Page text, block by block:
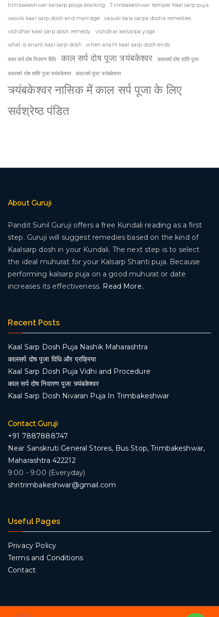
trimbakeshwar kalsarp pooja booking Trimbakeshwar temple Kaal sarp puja
vasuki kaal sarp dosh and marriage vasuki kala sarpa dosha remedies
vishdhar kaal sarp dosh remedy vishdhar kalsarpa yoga
what is anant kaal sarp dosh when anant kaal sarp dosh ends
काल सर्प दोष निवारण विधि काल सर्प दोष पूजा त्र्यंबकेश्वर कालसर्प दोष शांति पूजा
कालसर्प दोष शांति पूजा त्र्यंबकेश्वर कालसर्प पूजा त्र्यंबकेश्वर
त्र्यंबकेश्वर नासिक में काल सर्प पूजा के लिए
सर्वश्रेष्ठ पंडित
About Guruji
Pandit Sunil Guruji offers a free Kundali reading as a first
step. Guruji will suggest remedies based on the kind of
Kaalsarp dosh in your Kundali. The next step is to select
the ideal muhurat for your Kalsarp Shanti puja. Because
performing kalsarp puja on a good muhurat or date
increases its effectiveness. Read More..
Recent Posts
Kaal Sarp Dosh Puja Nashik Maharashtra
कालसर्प दोष पूजा विधि और प्रक्रिया
Kaal Sarp Dosh Puja Vidhi and Procedure
काल सर्प दोष निवारण पूजा त्र्यंबकेश्वर
Kaal Sarp Dosh Nivaran Puja In Trimbakeshwar
Contact Guruji
+91 7887888747
Near Sanskruti General Stores, Bus Stop, Trimbakeshwar,
Maharashtra 422212
9:00 - 9:00 (Everyday)
shritrimbakeshwar@gmail.com
Useful Pages
Privacy Policy
Terms and Conditions
Contact